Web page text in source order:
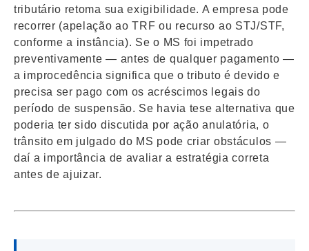
tributário retoma sua exigibilidade. A empresa pode
recorrer (apelação ao TRF ou recurso ao STJ/STF,
conforme a instância). Se o MS foi impetrado
preventivamente — antes de qualquer pagamento —
a improcedência significa que o tributo é devido e
precisa ser pago com os acréscimos legais do
período de suspensão. Se havia tese alternativa que
poderia ter sido discutida por ação anulatória, o
trânsito em julgado do MS pode criar obstáculos —
daí a importância de avaliar a estratégia correta
antes de ajuizar.